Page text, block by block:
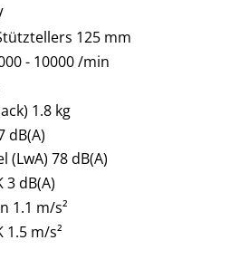
125 mm
- 10000 /min
1.8 kg
dB(A)
(LwA) 78 dB(A)
dB(A)
1.1 m/s²
m/s²